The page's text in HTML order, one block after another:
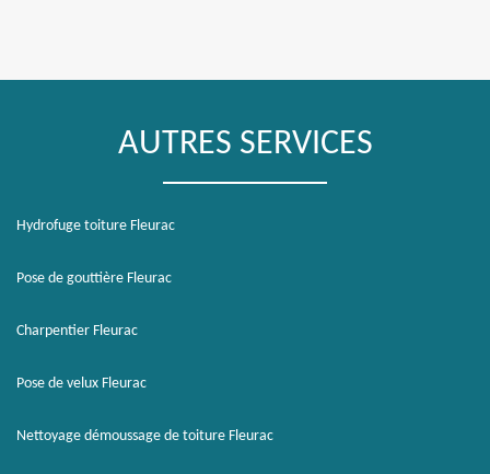
AUTRES SERVICES
Hydrofuge toiture Fleurac
Pose de gouttière Fleurac
Charpentier Fleurac
Pose de velux Fleurac
Nettoyage démoussage de toiture Fleurac